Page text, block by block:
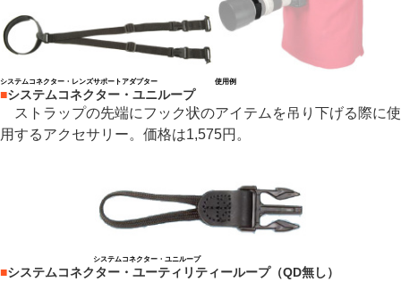
システムコネクター・レンズサポートアダプター 使用例
■システムコネクター・ユニループ
ストラップの先端にフック状のアイテムを吊り下げる際に使
用するアクセサリー。価格は1,575円。
システムコネクター・ユニループ
■システムコネクター・ユーティリティーループ（QD無し）